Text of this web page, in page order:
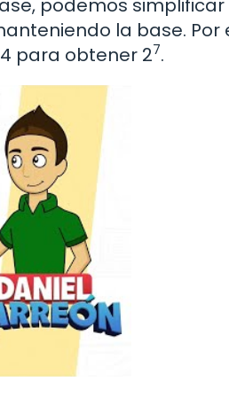
podemos
la base. Por
para obtener 27.